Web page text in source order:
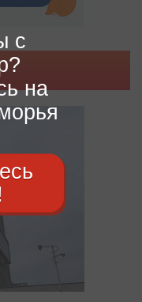
с
на